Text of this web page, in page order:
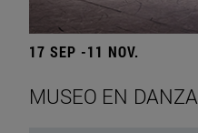
17 SEP -11 NOV.
MUSEO EN DANZA